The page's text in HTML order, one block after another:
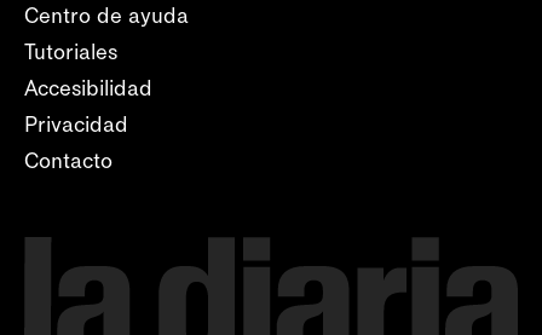
Centro de ayuda
Tutoriales
Accesibilidad
Privacidad
Contacto